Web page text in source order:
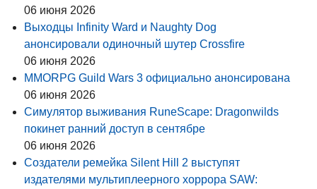
06 июня 2026
Выходцы Infinity Ward и Naughty Dog
анонсировали одиночный шутер Crossfire
06 июня 2026
MMORPG Guild Wars 3 официально анонсирована
06 июня 2026
Симулятор выживания RuneScape: Dragonwilds
покинет ранний доступ в сентябре
06 июня 2026
Создатели ремейка Silent Hill 2 выступят
издателями мультиплеерного хоррора SAW: